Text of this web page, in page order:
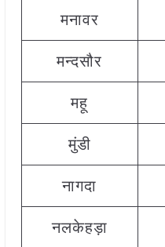
मनावर
मन्दसौर
महू
मुंडी
नागदा
नलकेहड़ा